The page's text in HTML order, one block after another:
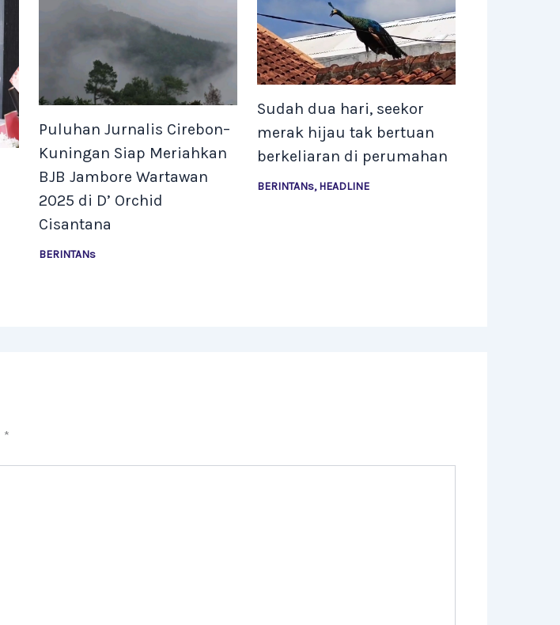
Puluhan Jurnalis Cirebon–
Kuningan Siap Meriahkan
BJB Jambore Wartawan
2025 di D’ Orchid
Cisantana
BERINTANs
Sudah dua hari, seekor
merak hijau tak bertuan
berkeliaran di perumahan
BERINTANs,HEADLINE
*